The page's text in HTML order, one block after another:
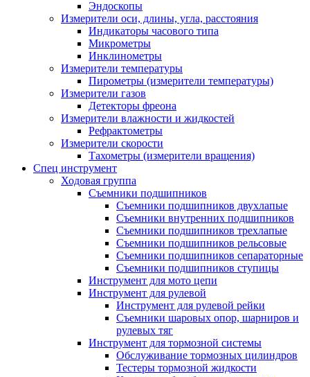
Эндоскопы
Измерители оси, длины, угла, расстояния
Индикаторы часового типа
Микрометры
Инклинометры
Измерители температуры
Пирометры (измерители температуры)
Измерители газов
Детекторы фреона
Измерители влажности и жидкостей
Рефрактометры
Измерители скорости
Тахометры (измерители вращения)
Спец инструмент
Ходовая группа
Съемники подшипников
Съемники подшипников двухлапые
Съемники внутренних подшипников
Съемники подшипников трехлапые
Съемники подшипников рельсовые
Съемники подшипников сепараторные
Съемники подшипников ступицы
Инструмент для мото цепи
Инструмент для рулевой
Инструмент для рулевой рейки
Съемники шаровых опор, шарниров и
рулевых тяг
Инструмент для тормозной системы
Обслуживание тормозных цилиндров
Тестеры тормозной жидкости